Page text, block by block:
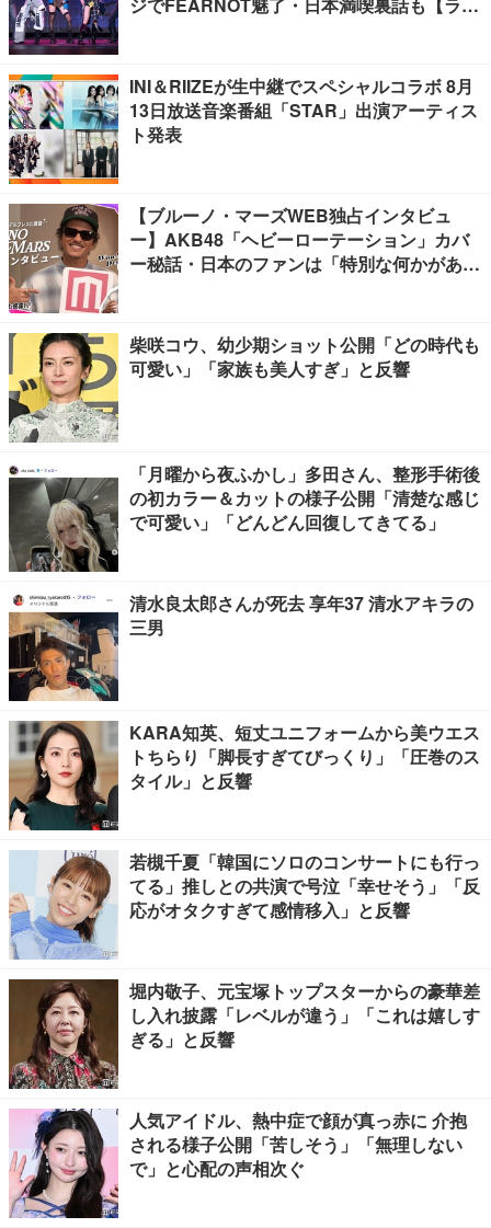
INI＆RIIZEが生中継でスペシャルコラボ 8月
13日放送音楽番組「STAR」出演アーティス
ト発表
【ブルーノ・マーズWEB独占インタビュ
ー】AKB48「ヘビーローテーション」カバ
ー秘話・日本のファンは「特別な何かがあ
柴咲コウ、幼少期ショット公開「どの時代も
可愛い」「家族も美人すぎ」と反響
「月曜から夜ふかし」多田さん、整形手術後
の初カラー＆カットの様子公開「清楚な感じ
で可愛い」「どんどん回復してきてる」
清水良太郎さんが死去 享年37 清水アキラの
三男
KARA知英、短丈ユニフォームから美ウエス
トちらり「脚長すぎてびっくり」「圧巻のス
タイル」と反響
若槻千夏「韓国にソロのコンサートにも行っ
てる」推しとの共演で号泣「幸せそう」「反
応がオタクすぎて感情移入」と反響
堀内敬子、元宝塚トップスターからの豪華差
し入れ披露「レベルが違う」「これは嬉しす
ぎる」と反響
人気アイドル、熱中症で顔が真っ赤に 介抱
される様子公開「苦しそう」「無理しない
で」と心配の声相次ぐ